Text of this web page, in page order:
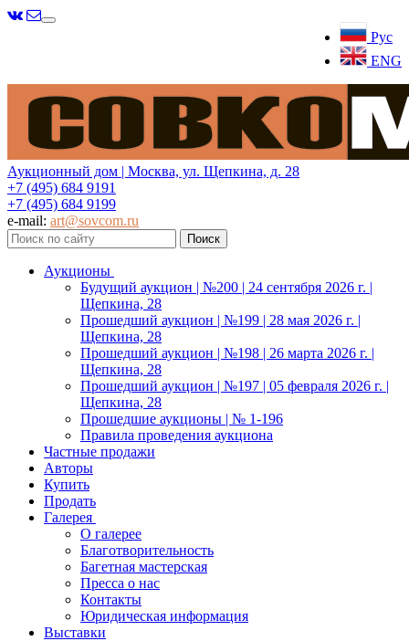
Рус
ENG
Меню
Аукционный дом | Москва, ул. Щепкина, д. 28
+7 (495) 684 9191
+7 (495) 684 9199
e-mail: art@sovcom.ru
Аукционы
Будущий аукцион | №200 | 24 сентября 2026 г. |
Щепкина, 28
Прошедший аукцион | №199 | 28 мая 2026 г. |
Щепкина, 28
Прошедший аукцион | №198 | 26 марта 2026 г. |
Щепкина, 28
Прошедший аукцион | №197 | 05 февраля 2026 г. |
Щепкина, 28
Прошедшие аукционы | № 1-196
Правила проведения аукциона
Частные продажи
Авторы
Купить
Продать
Галерея
О галерее
Благотворительность
Багетная мастерская
Пресса о нас
Контакты
Юридическая информация
Выставки